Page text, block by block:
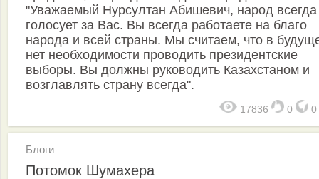
"Уважаемый Нурсултан Абишевич, народ всегда
голосует за Вас. Вы всегда работаете на благо
народа и всей страны. Мы считаем, что в
нет необходимости проводить президентские
выборы. Вы должны руководить Казахстаном и
возглавлять страну всегда".
17836 0 0
Блоги
Потомок Шумахера